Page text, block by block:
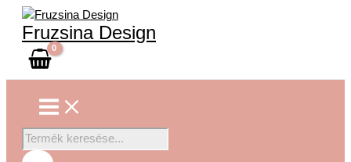
Skip
content
Fruzsina Design
Menu
Products
search